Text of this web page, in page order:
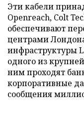
Эти кабели
Openreach, Colt
обеспечивают
центрами
инфраструктуры
одного из
ним проходят
корпоративные
сообщения